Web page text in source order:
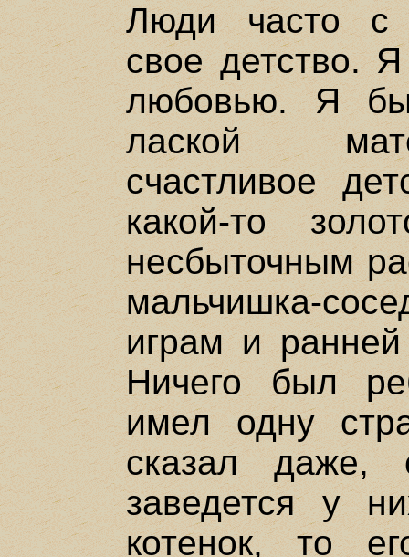
Люди часто с
свое детство.
любовью. Я
лаской
счастливое
какой-то
несбыточным
мальчишка-
играм и
Ничего был
имел одну
сказал даже,
заведется у
котенок, то